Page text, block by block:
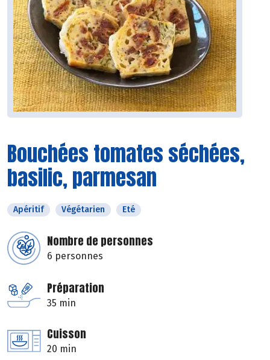
Bouchées tomates séchées,
basilic, parmesan
Apéritif Végétarien Eté
Nombre de personnes
6 personnes
Préparation
35 min
Cuisson
20 min